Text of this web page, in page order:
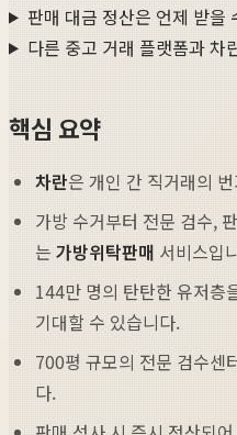
판매 대금 정산은 언제 받을
다른 중고 거래 플랫폼과 차
핵심 요약
차란은 개인 간 직거래의
가방 수거부터 전문 검수,
는 가방위탁판매 서비스입
144만 명의 탄탄한 유저층
기대할 수 있습니다.
700평 규모의 전문 검수센
다.